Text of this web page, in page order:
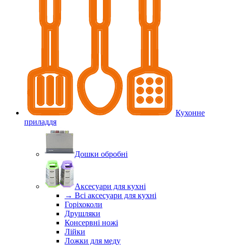
Кухонне
приладдя
Дошки обробні
Аксесуари для кухні
→ Всі аксесуари для кухні
Горіхоколи
Друшляки
Консервні ножі
Лійки
Ложки для меду